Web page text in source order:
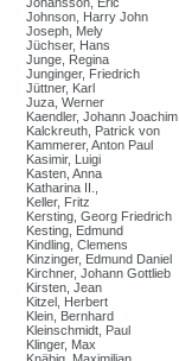
Johnson, Harry John
Joseph, Mely
Jüchser, Hans
Junge, Regina
Junginger, Friedrich
Jüttner, Karl
Juza, Werner
Kaendler, Johann Joachim
Kalckreuth, Patrick von
Kammerer, Anton Paul
Kasimir, Luigi
Kasten, Anna
Katharina II.,
Keller, Fritz
Kersting, Georg Friedrich
Kesting, Edmund
Kindling, Clemens
Kinzinger, Edmund Daniel
Kirchner, Johann Gottlieb
Kirsten, Jean
Kitzel, Herbert
Klein, Bernhard
Kleinschmidt, Paul
Klinger, Max